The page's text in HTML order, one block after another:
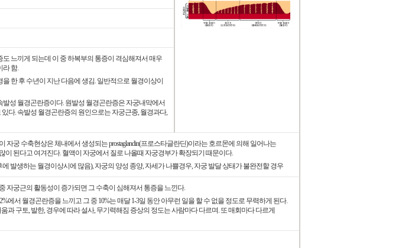
느끼게 되는데 이 중 하복부의 통증이 격심해져서 매우
라 함.
한 후 수년이 지난 다음에 생김. 일반적으로 월경이상이
성 월경곤란증이다. 원발성 월경곤란증은 자궁내막에서
있다. 속발성 월경곤란증의 원인으로는 자궁근종, 월경과다,
궁 수축현상은 체내에서 생성되는 prostaglandin(프로스타글란딘)이라는 호르몬에 의해 일어나는
된다고 여겨진다. 혈액이 자궁에서 질로 나올때 자궁경부가 확장되기 때문이다.
발생하는 월경이상시에 많음), 자궁의 양성 종양, 자세가 나쁠경우, 자궁 발달 상태가 불완전할 경우
자궁근의 활동성이 증가되면 그 수축이 심해져서 통증을 느낀다.
에서 월경곤란증을 느끼고 그 중 10%는 매달 1-3일 동안 아무런 일을 할 수 없을 정도로 무력하게 된다.
과 구토, 발한, 경우에 따라 설사, 무기력해짐 증상의 정도는 사람마다 다르며. 또 매회마다 다르게